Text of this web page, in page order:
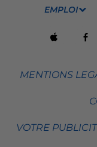
EMPLOI
MENTIONS
VOTRE